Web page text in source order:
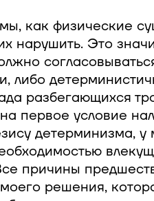
как физические
нарушить. Это
либо
разбегающихся
первое условие
детерминизма,
причины
решения,